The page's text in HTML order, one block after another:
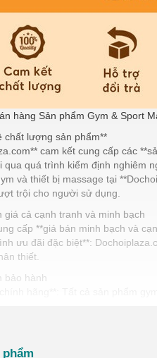
hàng Sản phẩm Gym & Sport
chất lượng sản phẩm**
cam kết cung cấp các
qua quá trình kiểm định nghiêm
và thiết bị massage tại
trội cho người sử dụng.
giá cả cạnh tranh và minh bạch
cấp **giá bán minh bạch và
ưu đãi đặc biệt**:
thiết.
bảo hành
vòng 7 ngày** nếu phát hiện
chữa miễn phí** hoặc thay thế
hàng